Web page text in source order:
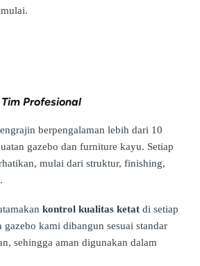
Profesional
berpengalaman lebih dari 10
gazebo dan furniture kayu. Setiap
mulai dari struktur, finishing,
kontrol kualitas ketat di setiap
gazebo kami dibangun sesuai standar
sehingga aman digunakan dalam